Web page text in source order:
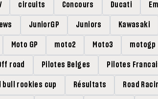
circuits Concours Ducati
JuniorGP Juniors Kawasaki
Moto GP moto2 Moto3 motogp
road Pilotes Belges Pilotes
bull rookies cup Résultats Road